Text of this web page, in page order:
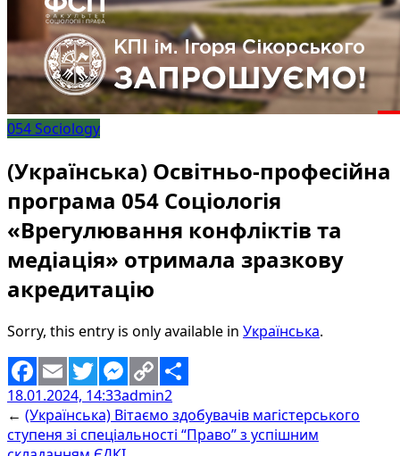
054 Sociology
(Українська) Освітньо-професійна
програма 054 Соціологія
«Врегулювання конфліктів та
медіація» отримала зразкову
акредитацію
Sorry, this entry is only available in Українська.
Facebook
EmailTwitterMessenger
Copy
Link
Share
18.01.2024, 14:33admin2
← (Українська) Вітаємо здобувачів магістерського
ступеня зі спеціальності “Право” з успішним